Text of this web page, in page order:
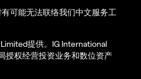
可能无法联络我们中文服务工
提供。IG International
授权经营投资业务和数位资产